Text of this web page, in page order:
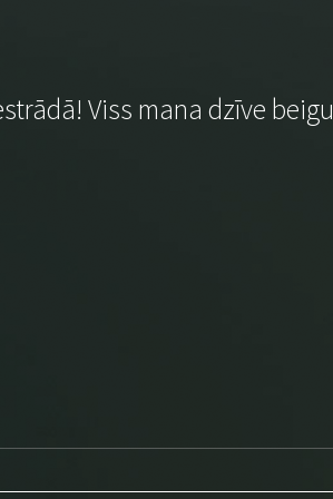
Viss mana dzīve